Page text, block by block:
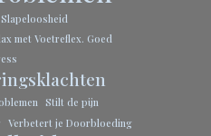
Slapeloosheid
met Voetreflex. Goed
Stilt de pijn
Verbetert je Doorbloeding